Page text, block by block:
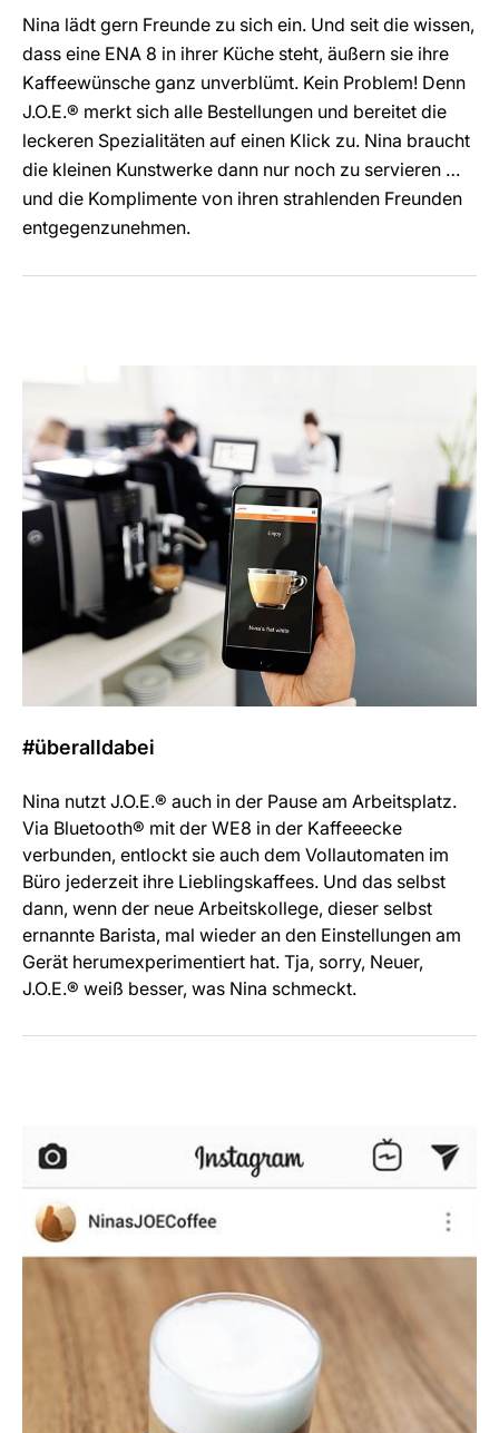
Nina lädt gern Freunde zu sich ein. Und seit die wissen,
dass eine ENA 8 in ihrer Küche steht, äußern sie ihre
Kaffeewünsche ganz unverblümt. Kein Problem! Denn
J.O.E.® merkt sich alle Bestellungen und bereitet die
leckeren Spezialitäten auf einen Klick zu. Nina braucht
die kleinen Kunstwerke dann nur noch zu servieren …
und die Komplimente von ihren strahlenden Freunden
entgegenzunehmen.
#überalldabei
Nina nutzt J.O.E.® auch in der Pause am Arbeitsplatz.
Via Bluetooth® mit der WE8 in der Kaffeeecke
verbunden, entlockt sie auch dem Vollautomaten im
Büro jederzeit ihre Lieblingskaffees. Und das selbst
dann, wenn der neue Arbeitskollege, dieser selbst
ernannte Barista, mal wieder an den Einstellungen am
Gerät herumexperimentiert hat. Tja, sorry, Neuer,
J.O.E.® weiß besser, was Nina schmeckt.